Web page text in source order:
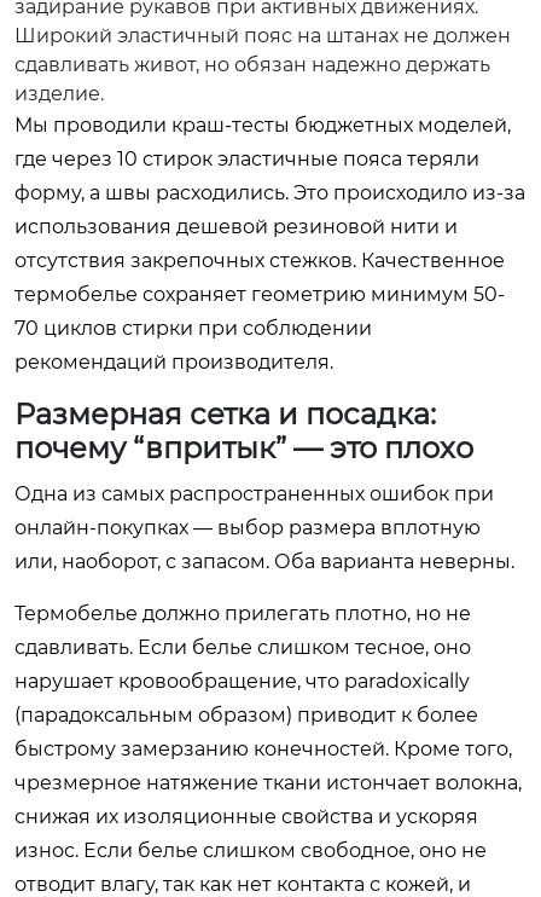
задирание рукавов при активных движениях.
Широкий эластичный пояс на штанах не должен
сдавливать живот, но обязан надежно держать
изделие.
Мы проводили краш-тесты бюджетных моделей,
где через 10 стирок эластичные пояса теряли
форму, а швы расходились. Это происходило из-за
использования дешевой резиновой нити и
отсутствия закрепочных стежков. Качественное
термобелье сохраняет геометрию минимум 50-
70 циклов стирки при соблюдении
рекомендаций производителя.
Размерная сетка и посадка:
почему “впритык” — это плохо
Одна из самых распространенных ошибок при
онлайн-покупках — выбор размера вплотную
или, наоборот, с запасом. Оба варианта неверны.
Термобелье должно прилегать плотно, но не
сдавливать. Если белье слишком тесное, оно
нарушает кровообращение, что paradoxically
(парадоксальным образом) приводит к более
быстрому замерзанию конечностей. Кроме того,
чрезмерное натяжение ткани истончает волокна,
снижая их изоляционные свойства и ускоряя
износ. Если белье слишком свободное, оно не
отводит влагу, так как нет контакта с кожей, и